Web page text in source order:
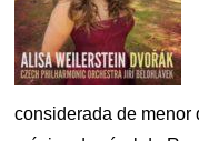
considerada de menor